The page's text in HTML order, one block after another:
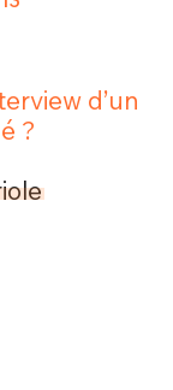
d’un
?